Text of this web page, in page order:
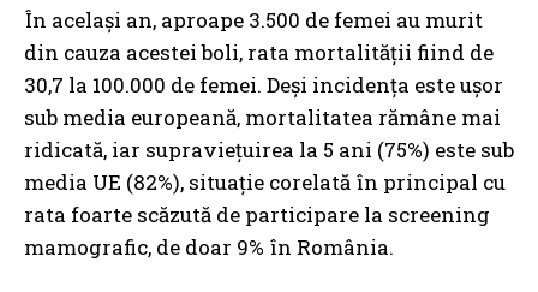
În același an, aproape 3.500 de femei au murit
din cauza acestei boli, rata mortalității fiind de
30,7 la 100.000 de femei. Deși incidența este ușor
sub media europeană, mortalitatea rămâne mai
ridicată, iar supraviețuirea la 5 ani (75%) este sub
media UE (82%), situație corelată în principal cu
rata foarte scăzută de participare la screening
mamografic, de doar 9% în România.